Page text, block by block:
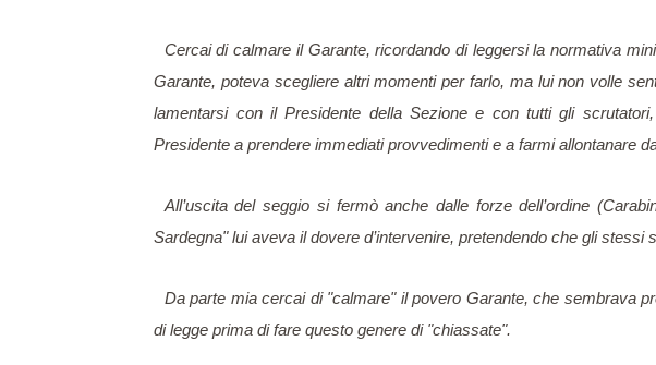
Cercai di calmare il Garante, ricordando di leggersi la normativa
Garante, poteva scegliere altri momenti per farlo, ma lui non volle
lamentarsi con il Presidente della Sezione e con tutti gli
Presidente a prendere immediati provvedimenti e a farmi allontanare
All’uscita del seggio si fermò anche dalle forze dell’ordine
Sardegna" lui aveva il dovere d’intervenire, pretendendo che gli
Da parte mia cercai di "calmare" il povero Garante, che sembrava
di legge prima di fare questo genere di "chiassate".